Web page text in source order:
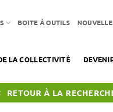
BOITE À OUTILS
LA COLLECTIVITÉ
RETOUR À LA